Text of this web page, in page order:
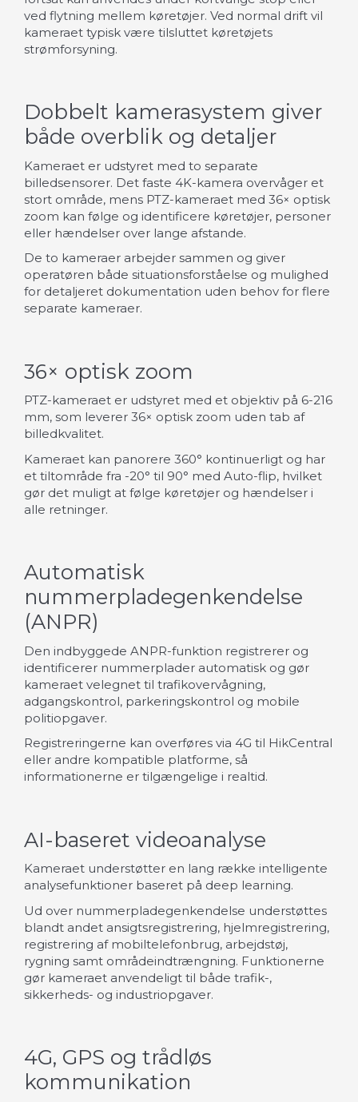
ved flytning mellem køretøjer. Ved normal drift vil
kameraet typisk være tilsluttet køretøjets
strømforsyning.
Dobbelt kamerasystem giver
både overblik og detaljer
Kameraet er udstyret med to separate
billedsensorer. Det faste 4K-kamera overvåger et
stort område, mens PTZ-kameraet med 36× optisk
zoom kan følge og identificere køretøjer, personer
eller hændelser over lange afstande.
De to kameraer arbejder sammen og giver
operatøren både situationsforståelse og mulighed
for detaljeret dokumentation uden behov for flere
separate kameraer.
36× optisk zoom
PTZ-kameraet er udstyret med et objektiv på 6-216
mm, som leverer 36× optisk zoom uden tab af
billedkvalitet.
Kameraet kan panorere 360° kontinuerligt og har
et tiltområde fra -20° til 90° med Auto-flip, hvilket
gør det muligt at følge køretøjer og hændelser i
alle retninger.
Automatisk
nummerpladegenkendelse
(ANPR)
Den indbyggede ANPR-funktion registrerer og
identificerer nummerplader automatisk og gør
kameraet velegnet til trafikovervågning,
adgangskontrol, parkeringskontrol og mobile
politiopgaver.
Registreringerne kan overføres via 4G til HikCentral
eller andre kompatible platforme, så
informationerne er tilgængelige i realtid.
AI-baseret videoanalyse
Kameraet understøtter en lang række intelligente
analysefunktioner baseret på deep learning.
Ud over nummerpladegenkendelse understøttes
blandt andet ansigtsregistrering, hjelmregistrering,
registrering af mobiltelefonbrug, arbejdstøj,
rygning samt områdeindtrængning. Funktionerne
gør kameraet anvendeligt til både trafik-,
sikkerheds- og industriopgaver.
4G, GPS og trådløs
kommunikation